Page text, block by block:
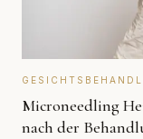
Microneedling
nach der